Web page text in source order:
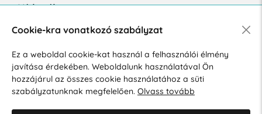
Hírlevél
Hozzájárulok a személyes adatok marketing célú kezeléséhez.
Személyes adatok védelmére vonatkozó szabályzat.
Cookie-kra vonatkozó szabályzat
Ez a weboldal cookie-kat használ a felhasználói élmény
javítása érdekében. Weboldalunk használatával Ön
hozzájárul az összes cookie használatához a süti
szabályzatunknak megfelelően. Olvass tovább